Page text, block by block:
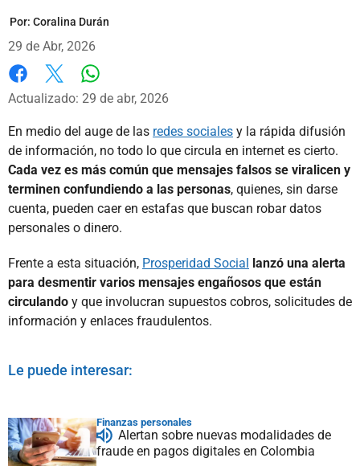
Por: Coralina Durán
29 de Abr, 2026
Facebook
X
Actualizado: 29 de abr, 2026
En medio del auge de las redes sociales y la rápida difusión
de información, no todo lo que circula en internet es cierto.
Cada vez es más común que mensajes falsos se viralicen y
terminen confundiendo a las personas, quienes, sin darse
cuenta, pueden caer en estafas que buscan robar datos
personales o dinero.
Frente a esta situación, Prosperidad Social lanzó una alerta
para desmentir varios mensajes engañosos que están
circulando y que involucran supuestos cobros, solicitudes de
información y enlaces fraudulentos.
Le puede interesar:
Finanzas personales
Alertan sobre nuevas modalidades de
fraude en pagos digitales en Colombia